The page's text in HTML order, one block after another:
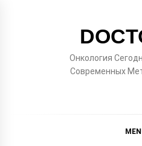
Онкология
Современных